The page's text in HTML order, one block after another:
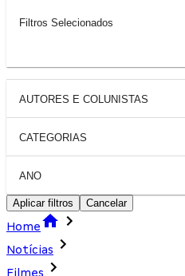
Filtros Selecionados
AUTORES E COLUNISTAS
CATEGORIAS
ANO
Aplicar filtros Cancelar
Home
Notícias
Filmes